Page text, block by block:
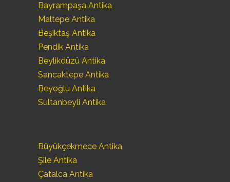
Bayrampaşa Antika
Maltepe Antika
Beşiktaş Antika
Pendik Antika
Beylikdüzü Antika
Sancaktepe Antika
Beyoğlu Antika
Sultanbeyli Antika
Büyükçekmece Antika
Şile Antika
Çatalca Antika